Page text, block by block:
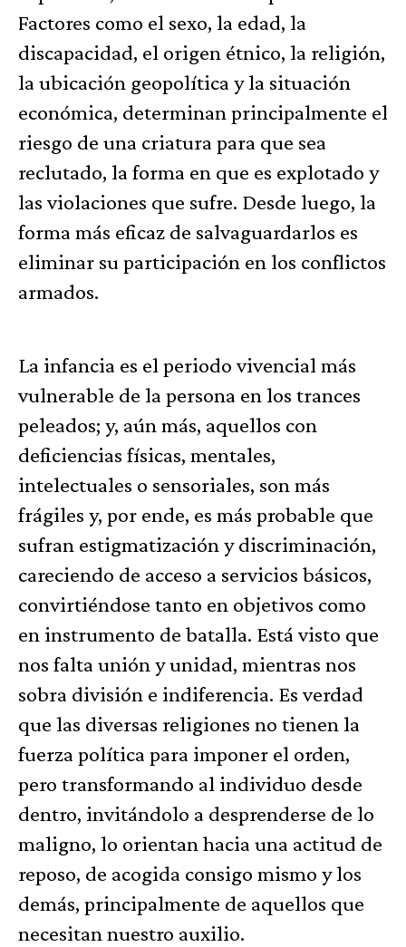
Factores como el sexo, la edad, la
discapacidad, el origen étnico, la religión,
la ubicación geopolítica y la situación
económica, determinan principalmente el
riesgo de una criatura para que sea
reclutado, la forma en que es explotado y
las violaciones que sufre. Desde luego, la
forma más eficaz de salvaguardarlos es
eliminar su participación en los conflictos
armados.
La infancia es el periodo vivencial más
vulnerable de la persona en los trances
peleados; y, aún más, aquellos con
deficiencias físicas, mentales,
intelectuales o sensoriales, son más
frágiles y, por ende, es más probable que
sufran estigmatización y discriminación,
careciendo de acceso a servicios básicos,
convirtiéndose tanto en objetivos como
en instrumento de batalla. Está visto que
nos falta unión y unidad, mientras nos
sobra división e indiferencia. Es verdad
que las diversas religiones no tienen la
fuerza política para imponer el orden,
pero transformando al individuo desde
dentro, invitándolo a desprenderse de lo
maligno, lo orientan hacia una actitud de
reposo, de acogida consigo mismo y los
demás, principalmente de aquellos que
necesitan nuestro auxilio.